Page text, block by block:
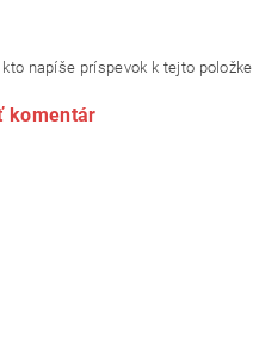
kto napíše príspevok k tejto položke.
komentár